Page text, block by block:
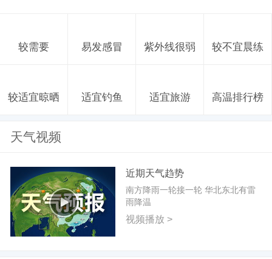
较需要 易发感冒 紫外线很弱 较不宜晨练
较适宜晾晒 适宜钓鱼 适宜旅游 高温排行榜
天气视频
近期天气趋势
南方降雨一轮接一轮 华北东北有雷
雨降温
视频播放 >